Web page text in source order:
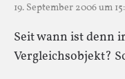
19. September 2006 um
Seit wann ist denn
Vergleichsobjekt?